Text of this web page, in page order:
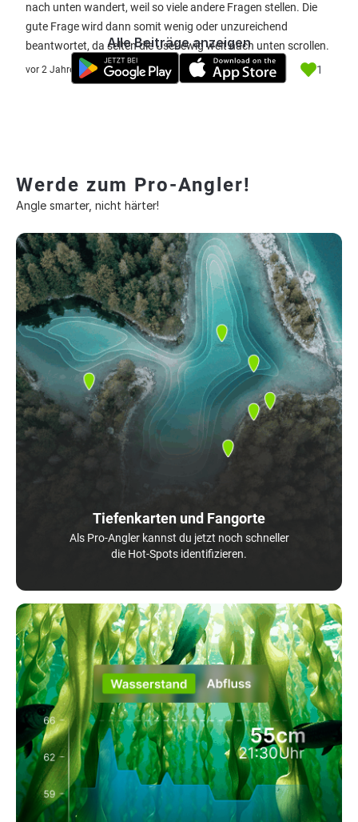
nach unten wandert, weil so viele andere Fragen stellen. Die
gute Frage wird dann somit wenig oder unzureichend
beantwortet, da selten die User ewig weit nach unten scrollen.
vor 2 Jahre 1
Alle Beiträge anzeigen
Werde zum Pro-Angler!
Angle smarter, nicht härter!
Tiefenkarten und Fangorte
Als Pro-Angler kannst du jetzt noch schneller
die Hot-Spots identifizieren.